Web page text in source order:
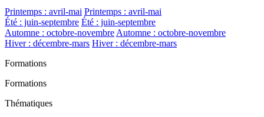
Printemps : avril-mai Printemps : avril-mai
Été : juin-septembre Été : juin-septembre
Automne : octobre-novembre Automne : octobre-novembre
Hiver : décembre-mars Hiver : décembre-mars
Formations
Formations
Thématiques